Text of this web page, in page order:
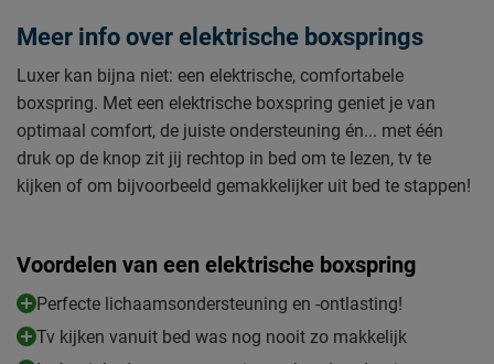
Meer info over elektrische boxsprings
Luxer kan bijna niet: een elektrische, comfortabele
boxspring. Met een elektrische boxspring geniet je van
optimaal comfort, de juiste ondersteuning én... met één
druk op de knop zit jij rechtop in bed om te lezen, tv te
kijken of om bijvoorbeeld gemakkelijker uit bed te stappen!
Voordelen van een elektrische boxspring
Perfecte lichaamsondersteuning en -ontlasting!
Tv kijken vanuit bed was nog nooit zo makkelijk